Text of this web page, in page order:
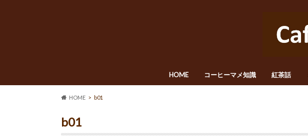
HOME コーヒーマメ知識 紅茶話
HOME b01
b01